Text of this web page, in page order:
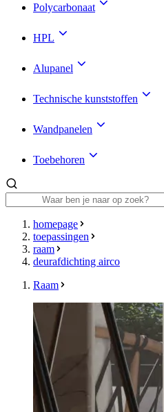
Polycarbonaat
HPL
Alupanel
Technische kunststoffen
Wandpanelen
Toebehoren
homepage
toepassingen
raam
deurafdichting airco
Raam